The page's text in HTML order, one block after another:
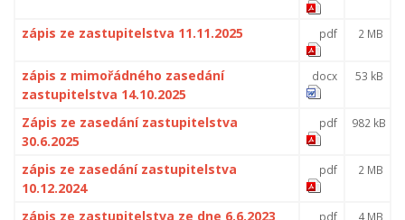
zápis ze zastupitelstva 11.11.2025 pdf 2 MB
zápis z mimořádného zasedání
zastupitelstva 14.10.2025
docx 53 kB
Zápis ze zasedání zastupitelstva
30.6.2025
pdf 982 kB
zápis ze zasedání zastupitelstva
10.12.2024
pdf 2 MB
zápis ze zastupitelstva ze dne 6.6.2023 pdf 4 MB